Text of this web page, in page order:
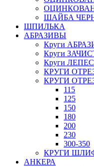
ШАЙБА
ШПИЛЬКА
АБРАЗИВЫ
Круги
Круги
Круги
КРУГИ
КРУГИ
115
125
150
180
200
230
300-350
КРУГИ
АНКЕРА